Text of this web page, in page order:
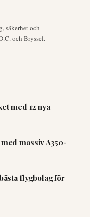
säkerhet och
och Bryssel.
med 12 nya
massiv A350-
flygbolag för